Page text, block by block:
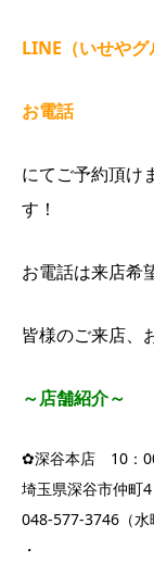
LINE（いせやグ
お電話
にてご予約頂け
す！
お電話は来店希
皆様のご来店、
～店舗紹介～
✿深谷本店 10：
埼玉県深谷市仲町
048-577-3746（
・